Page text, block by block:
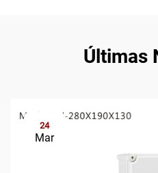
Últimas
24
Mar